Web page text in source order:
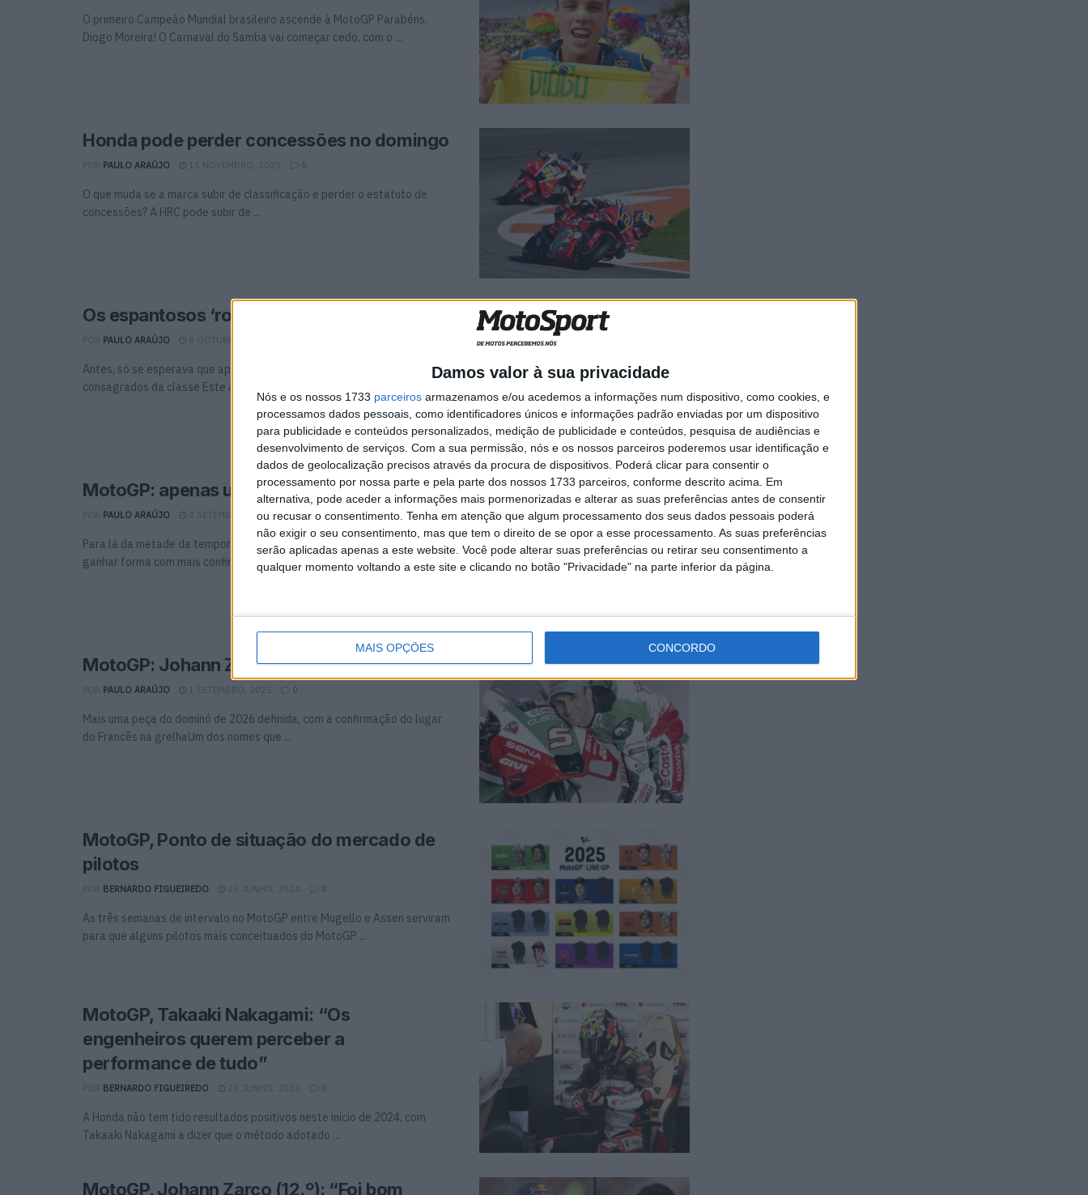
Damos valor à sua privacidade
Nós e os nossos 1733 parceiros armazenamos e/ou acedemos a informações num dispositivo, como cookies, e
processamos dados pessoais, como identificadores únicos e informações padrão enviadas por um dispositivo
para publicidade e conteúdos personalizados, medição de publicidade e conteúdos, pesquisa de audiências e
desenvolvimento de serviços. Com a sua permissão, nós e os nossos parceiros poderemos usar identificação e
dados de geolocalização precisos através da procura de dispositivos. Poderá clicar para consentir o
processamento por nossa parte e pela parte dos nossos 1733 parceiros, conforme descrito acima. Em
alternativa, pode aceder a informações mais pormenorizadas e alterar as suas preferências antes de consentir
ou recusar o consentimento. Tenha em atenção que algum processamento dos seus dados pessoais poderá
não exigir o seu consentimento, mas que tem o direito de se opor a esse processamento. As suas preferências
serão aplicadas apenas a este website. Você pode alterar suas preferências ou retirar seu consentimento a
qualquer momento voltando a este site e clicando no botão "Privacidade" na parte inferior da página.
MAIS OPÇÕES CONCORDO
O primeiro Campeão Mundial brasileiro ascende à MotoGP Parabéns,
Diogo Moreira! O Carnaval do Samba vai começar cedo, com o ...
Honda pode perder concessões no domingo
PAULO ARAÚJO 15 NOVEMBRO, 2025 0
O que muda se a marca subir de classificação e perder o estatuto de
concessões? A HRC pode subir de ...
Os espantosos ‘rookies’ da MotoGP
PAULO ARAÚJO 8 OUTUBRO, 2025
Antes, só se esperava que aprendessem, agora, lutam por pódios com os
consagrados da classe Este ano, 3 pilotos ascenderam ...
MotoGP: apenas uma vaga a definir!
PAULO ARAÚJO 4 SETEMBRO, 2025 0
Para lá da metade da temporada de MotoGP de 2025, 2026 continua a
ganhar forma com mais confirmações Foto Michelin ...
MotoGP: Johann Zarco fica na Honda LCR
PAULO ARAÚJO 1 SETEMBRO, 2025 0
Mais uma peça do dominó de 2026 definida, com a confirmação do lugar
do Francês na grelhaUm dos nomes que ...
MotoGP, Ponto de situação do mercado de
pilotos
BERNARDO FIGUEIREDO 25 JUNHO, 2024 0
As três semanas de intervalo no MotoGP entre Mugello e Assen serviram
para que alguns pilotos mais conceituados do MotoGP ...
MotoGP, Takaaki Nakagami: “Os
engenheiros querem perceber a
performance de tudo”
BERNARDO FIGUEIREDO 20 JUNHO, 2024 0
A Honda não tem tido resultados positivos neste início de 2024, com
Takaaki Nakagami a dizer que o método adotado ...
MotoGP, Johann Zarco (12.º): “Foi bom